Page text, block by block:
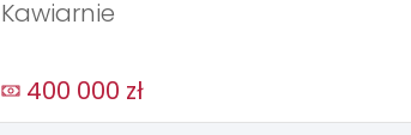
Kawiarnie
400 000 zł